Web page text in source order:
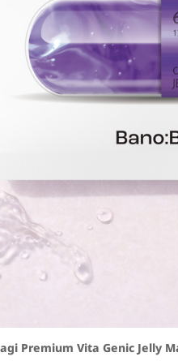
Premium Vita Genic Jelly